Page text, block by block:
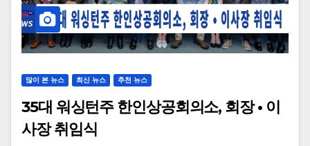
많이 본 뉴스 최신 뉴스 추천 뉴스
35대 워싱턴주 한인상공회의소, 회장 • 이
사장 취임식